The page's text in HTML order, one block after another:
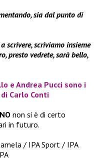
sia dal punto di
scrivere, scriviamo insieme
presto vedrete, sarà bello,
e Andrea Pucci sono i
Carlo Conti
non si è di certo
in futuro.
/ IPA Sport / IPA